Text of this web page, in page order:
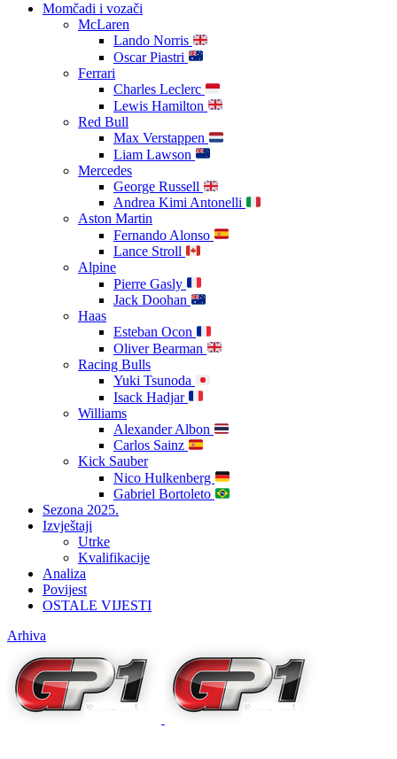
Momčadi i vozači
McLaren
Lando Norris
Oscar Piastri
Ferrari
Charles Leclerc
Lewis Hamilton
Red Bull
Max Verstappen
Liam Lawson
Mercedes
George Russell
Andrea Kimi Antonelli
Aston Martin
Fernando Alonso
Lance Stroll
Alpine
Pierre Gasly
Jack Doohan
Haas
Esteban Ocon
Oliver Bearman
Racing Bulls
Yuki Tsunoda
Isack Hadjar
Williams
Alexander Albon
Carlos Sainz
Kick Sauber
Nico Hulkenberg
Gabriel Bortoleto
Sezona 2025.
Izvještaji
Utrke
Kvalifikacije
Analiza
Povijest
OSTALE VIJESTI
Arhiva